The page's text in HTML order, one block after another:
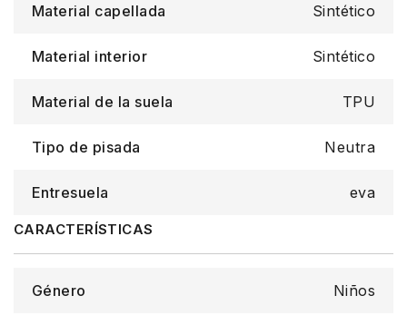
Material capellada Sintético
Material interior Sintético
Material de la suela TPU
Tipo de pisada Neutra
Entresuela eva
Género Niños